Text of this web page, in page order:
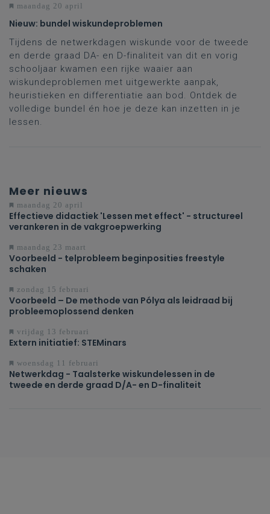
maandag 20 april
Nieuw: bundel wiskundeproblemen
Tijdens de netwerkdagen wiskunde voor de tweede
en derde graad DA- en D-finaliteit van dit en vorig
schooljaar kwamen een rijke waaier aan
wiskundeproblemen met uitgewerkte aanpak,
heuristieken en differentiatie aan bod. Ontdek de
volledige bundel én hoe je deze kan inzetten in je
lessen.
Meer nieuws
maandag 20 april
Effectieve didactiek 'Lessen met effect' - structureel
verankeren in de vakgroepwerking
maandag 23 maart
Voorbeeld - telprobleem beginposities freestyle
schaken
zondag 15 februari
Voorbeeld – De methode van Pólya als leidraad bij
probleemoplossend denken
vrijdag 13 februari
Extern initiatief: STEMinars
woensdag 11 februari
Netwerkdag - Taalsterke wiskundelessen in de
tweede en derde graad D/A- en D-finaliteit